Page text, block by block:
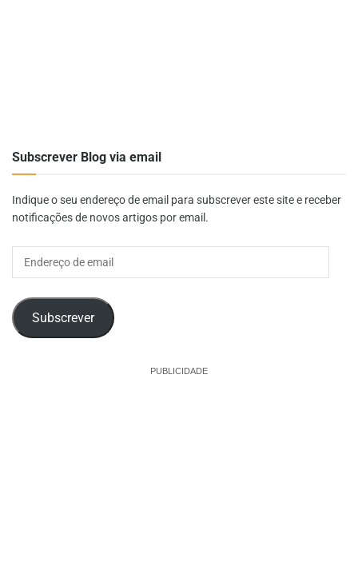
Subscrever Blog via email
Indique o seu endereço de email para subscrever este site e receber
notificações de novos artigos por email.
Subscrever
PUBLICIDADE